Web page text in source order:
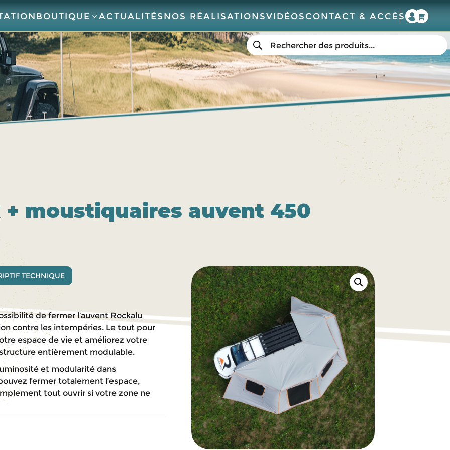
Recherche
de
produits
BOUTIQUE ACTUALITÉS NOS RÉALISATIONSVIDÉOS CONTACT & ACCÈS
moustiquaires auvent 450
TECHNIQUE
de fermer l’auvent Rockalu
contre les intempéries. Le tout pour
espace de vie et améliorez votre
entièrement modulable.
et modularité dans
fermer totalement l’espace,
tout ouvrir si votre zone ne